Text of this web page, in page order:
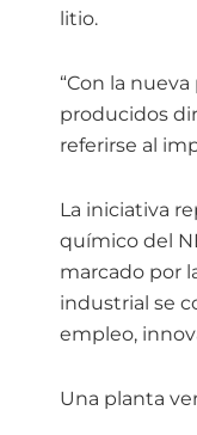
litio.
“Con la
producidos
referirse al
La iniciativa
químico del
marcado por
industrial se
empleo,
Una planta